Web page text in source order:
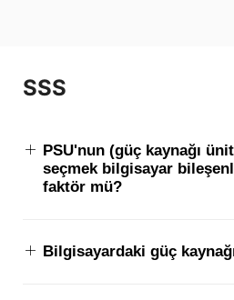
SSS
PSU'nun (güç kaynağı
seçmek bilgisayar
faktör mü?
Bilgisayardaki güç